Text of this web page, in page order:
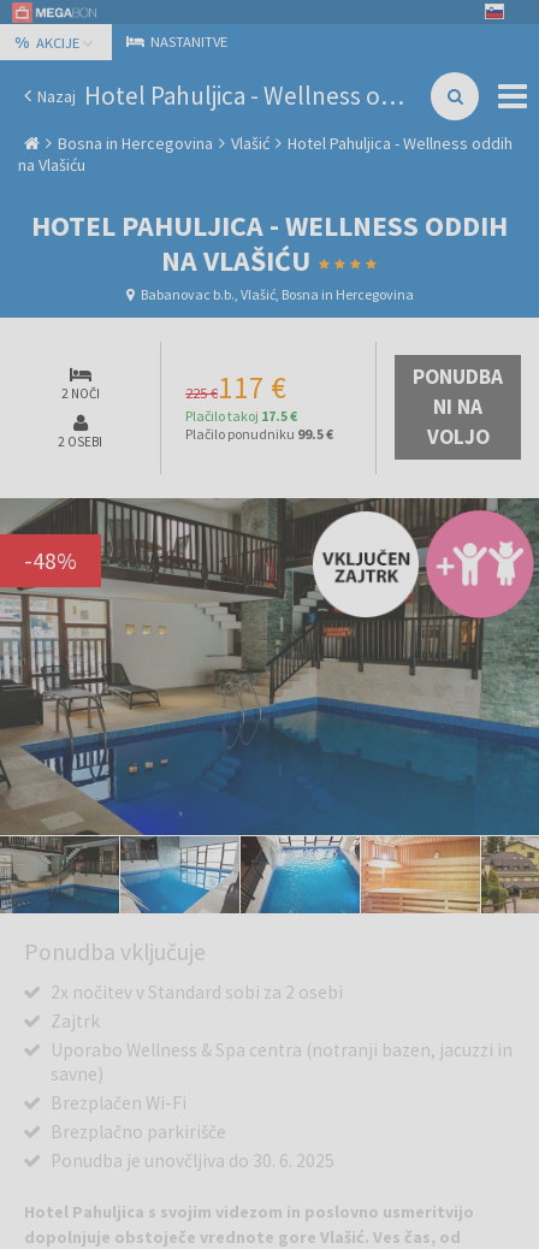
% AKCIJE NASTANITVE
Nazaj Hotel Pahuljica - Wellness oddih na Vlašiću
Bosna in Hercegovina Vlašić
Hotel Pahuljica - Wellness oddih
na Vlašiću
HOTEL PAHULJICA - WELLNESS ODDIH
NA VLAŠIĆU
Babanovac b.b., Vlašić, Bosna in Hercegovina
2 NOČI
2 OSEBI
225 €117 €
Plačilo takoj 17.5 €
Plačilo ponudniku 99.5 €
PONUDBA
NI NA
VOLJO
-48%
Ponudba vključuje
2x nočitev v Standard sobi za 2 osebi
Zajtrk
Uporabo Wellness & Spa centra (notranji bazen, jacuzzi in
savne)
Brezplačen Wi-Fi
Brezplačno parkirišče
Ponudba je unovčljiva do 30. 6. 2025
Hotel Pahuljica s svojim videzom in poslovno usmeritvijo
dopolnjuje obstoječe vrednote gore Vlašić. Ves čas, od